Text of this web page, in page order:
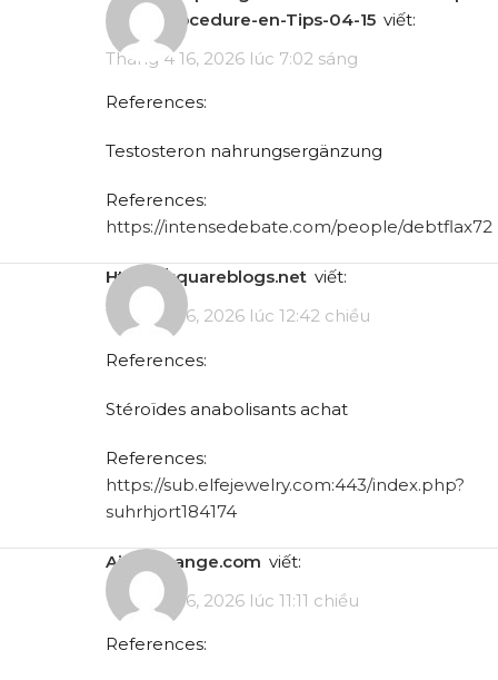
Bestelprocedure-en-Tips-04-15 viết:
Tháng 4 16, 2026 lúc 7:02 sáng
References:
Testosteron nahrungsergänzung
References:
https://intensedebate.com/people/debtflax72
https://squareblogs.net viết:
Tháng 4 16, 2026 lúc 12:42 chiều
References:
Stéroïdes anabolisants achat
References:
https://sub.elfejewelry.com:443/index.php?
suhrhjort184174
aixexchange.com viết:
Tháng 4 16, 2026 lúc 11:11 chiều
References: